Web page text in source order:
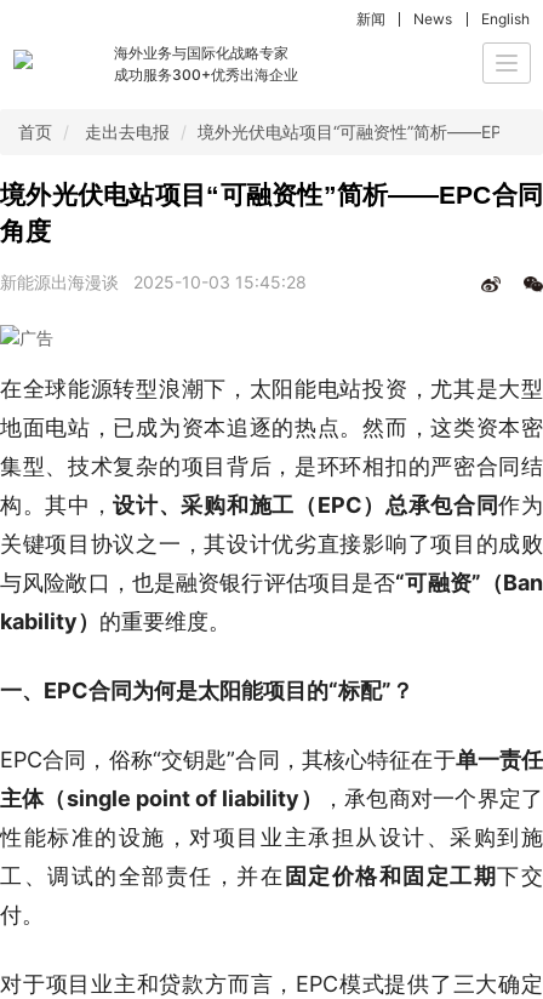
海外业务与国际化战略专家
成功服务300+优秀出海企业
新闻 News English
首页 走出去电报 境外光伏电站项目“可融资性”简析——EPC合
境外光伏电站项目“可融资性”简析——EPC合同
角度
新能源出海漫谈 2025-10-03 15:45:28
在全球能源转型浪潮下，太阳能电站投资，尤其是大型
地面电站，已成为资本追逐的热点。然而，这类资本密
集型、技术复杂的项目背后，是环环相扣的严密合同结
构。其中，设计、采购和施工（EPC）总承包合同作为
关键项目协议之一，其设计优劣直接影响了项目的成败
与风险敞口，也是融资银行评估项目是否“可融资”（Ban
kability） 的重要维度。
一、EPC合同为何是太阳能项目的“标配”？
EPC合同，俗称“交钥匙”合同，其核心特征在于单一责任
主体（single point of liability）
，承包商对一个界定了
性能标准的设施，对项目业主承担从设计、采购到施
工、调试的全部责任，并在 固定价格和固定工期下交
付。
对于项目业主和贷款方而言，EPC模式提供了三大确定